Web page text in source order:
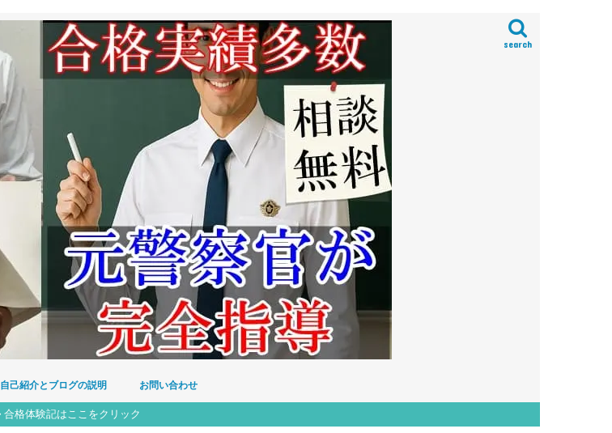
search
自己紹介とブログの説明 お問い合わせ
合格体験記はここをクリック